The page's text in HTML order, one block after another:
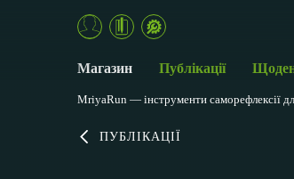
ПУБЛІКАЦІЇ
Магазин Публікації
MriyaRun — інструменти саморефлексії